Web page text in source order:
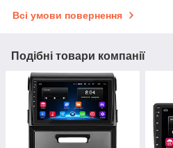
Всі умови повернення
Подібні товари компанії